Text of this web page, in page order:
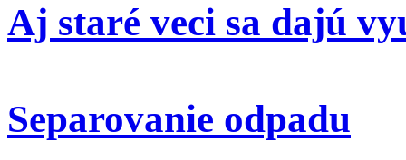
Aj staré veci sa dajú
Separovanie odpadu